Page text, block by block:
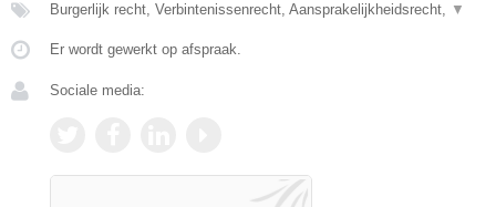
Burgerlijk recht, Verbintenissenrecht, Aansprakelijkheidsrecht, ▼
Er wordt gewerkt op afspraak.
Sociale media: